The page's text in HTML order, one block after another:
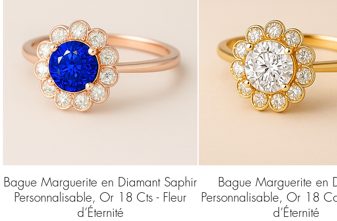
Aperçu rapide
Bague Marguerite en Diamant Saphir
Personnalisable, Or 18 Cts - Fleur
d’Éternité
Aperçu rapide
Bague Marguerite en
Personnalisable, Or 18
d’Éternité